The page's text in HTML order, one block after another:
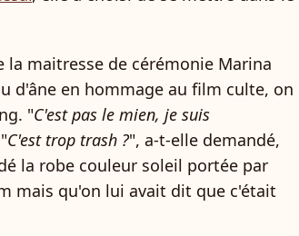
la maitresse de cérémonie Marina
d'âne en hommage au film culte, on
"C'est pas le mien, je suis
C'est trop trash ?", a-t-elle demandé,
la robe couleur soleil portée par
mais qu'on lui avait dit que c'était